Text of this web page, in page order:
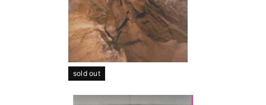
sold out